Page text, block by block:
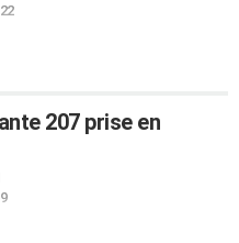
207 prise en